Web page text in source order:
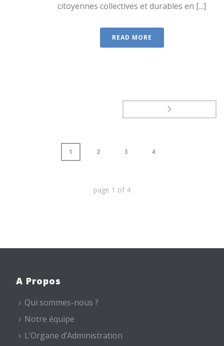
citoyennes collectives et durables en [...]
READ MORE
1 2 3 4
page 1 of 4
A Propos
Qui sommes-nous ?
Notre équipe
L’Organe d’Administration